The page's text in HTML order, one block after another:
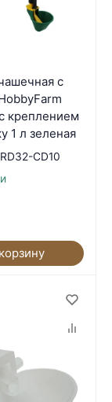
с
креплением
1 л зеленая
RD32-CD10